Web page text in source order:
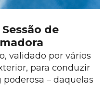
de
validado por vários
para conduzir
– daquelas